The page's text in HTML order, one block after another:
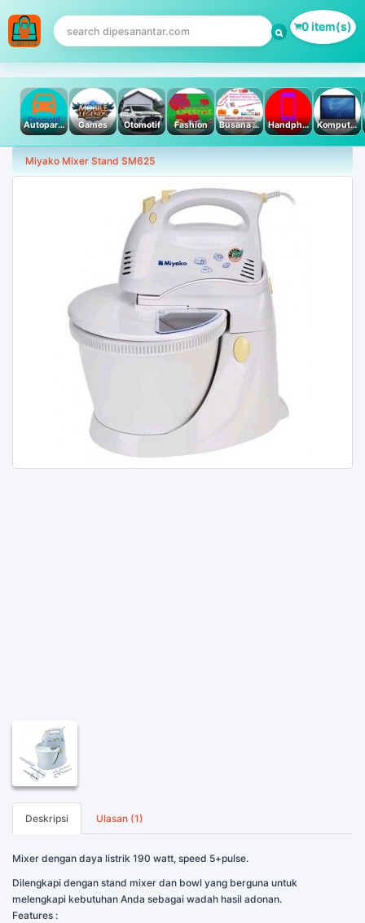
0 item(s)
Autoparts Games Otomotif Fashion Busana Muslim Handphone & Tablet Komputer PC & Laptop
Miyako Mixer Stand SM625
Deskripsi Ulasan (1)
Mixer dengan daya listrik 190 watt, speed 5+pulse.
Dilengkapi dengan stand mixer dan bowl yang berguna untuk
melengkapi kebutuhan Anda sebagai wadah hasil adonan.
Features :